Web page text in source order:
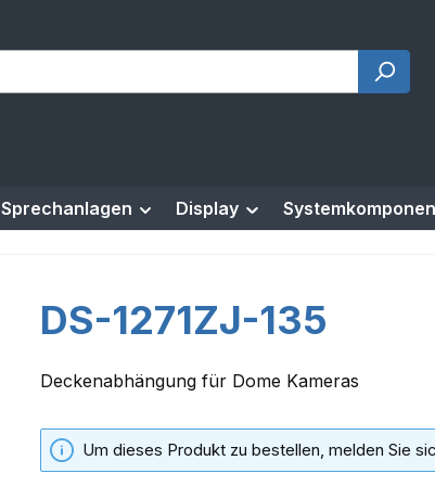
Sprechanlagen Display
DS-1271ZJ-135
Deckenabhängung für Dome Kameras
Um dieses Produkt zu bestellen, melden Sie